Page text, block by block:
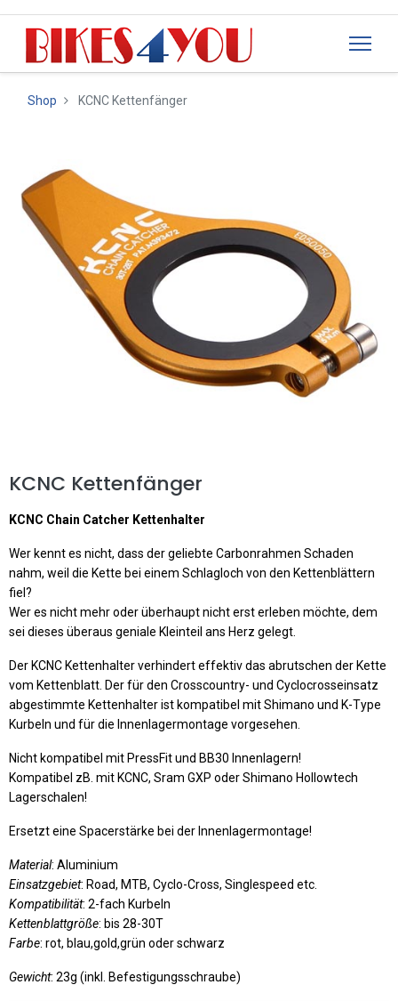
Shop KCNC Kettenfänger
KCNC Kettenfänger
KCNC Chain Catcher Kettenhalter
Wer kennt es nicht, dass der geliebte Carbonrahmen Schaden
nahm, weil die Kette bei einem Schlagloch von den Kettenblättern
fiel?
Wer es nicht mehr oder überhaupt nicht erst erleben möchte, dem
sei dieses überaus geniale Kleinteil ans Herz gelegt.
Der KCNC Kettenhalter verhindert effektiv das abrutschen der Kette
vom Kettenblatt. Der für den Crosscountry- und Cyclocrosseinsatz
abgestimmte Kettenhalter ist kompatibel mit Shimano und K-Type
Kurbeln und für die Innenlagermontage vorgesehen.
Nicht kompatibel mit PressFit und BB30 Innenlagern!
Kompatibel zB. mit KCNC, Sram GXP oder Shimano Hollowtech
Lagerschalen!
Ersetzt eine Spacerstärke bei der Innenlagermontage!
Material: Aluminium
Einsatzgebiet: Road, MTB, Cyclo-Cross, Singlespeed etc.
Kompatibilität: 2-fach Kurbeln
Kettenblattgröße: bis 28-30T
Farbe: rot, blau,gold,grün oder schwarz
Gewicht: 23g (inkl. Befestigungsschraube)